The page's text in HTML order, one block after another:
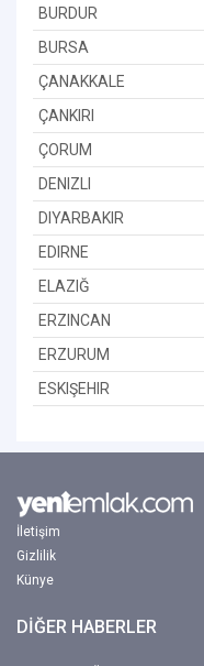
BURDUR
BURSA
ÇANAKKALE
ÇANKIRI
ÇORUM
DENIZLI
DIYARBAKIR
EDIRNE
ELAZIĞ
ERZINCAN
ERZURUM
ESKIŞEHIR
İletişim
Gizlilik
Künye
DİĞER HABERLER